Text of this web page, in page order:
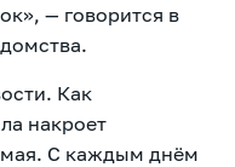
— говорится в
Как
накроет
С каждым днём